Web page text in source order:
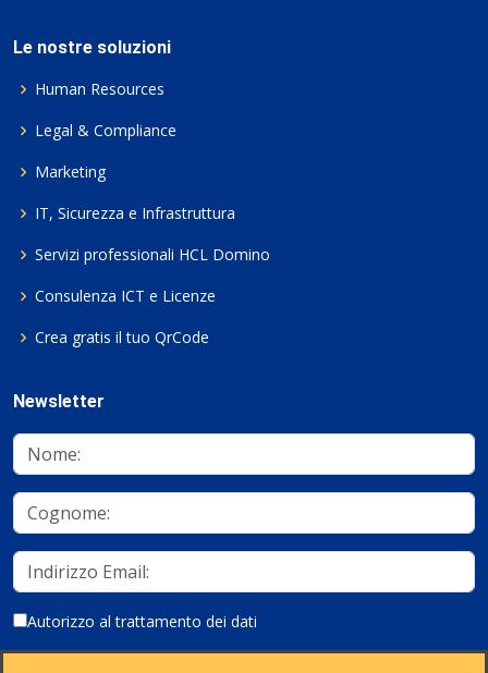
Le nostre soluzioni
Human Resources
Legal & Compliance
Marketing
IT, Sicurezza e Infrastruttura
Servizi professionali HCL Domino
Consulenza ICT e Licenze
Crea gratis il tuo QrCode
Newsletter
Autorizzo al trattamento dei dati